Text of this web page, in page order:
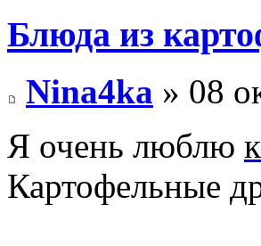
Блюда из
Nina4ka » 08
Я очень люблю
Картофельные